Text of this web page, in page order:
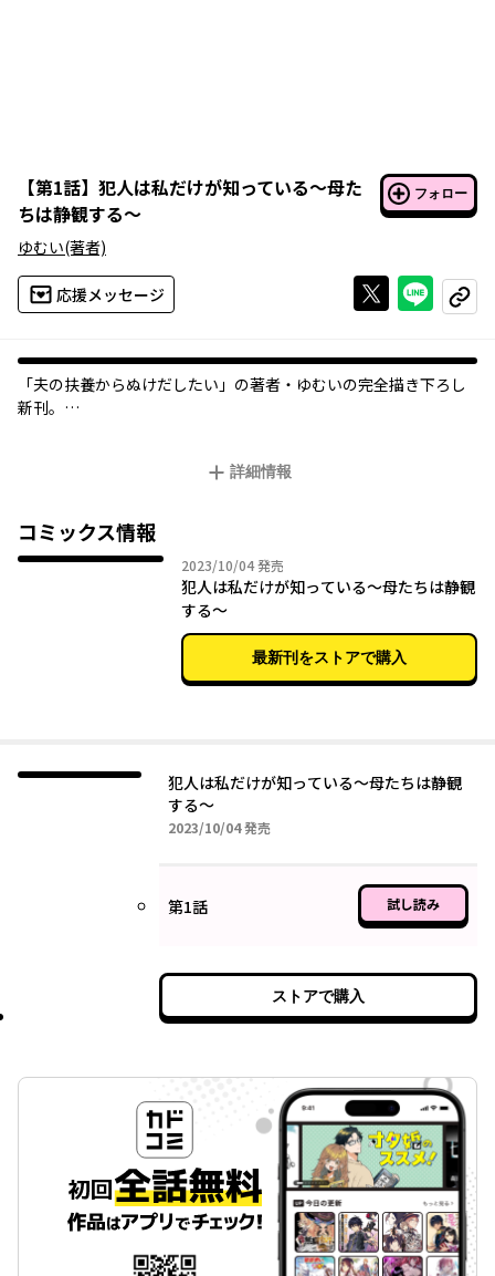
【第1話】 犯人は私だけが知っている～母た
ちは静観する～
フォロー
ゆむい(著者)
応援メッセージ Xで投稿する
ライン
コピー
「夫の扶養からぬけだしたい」の著者・ゆむいの完全描き下ろし
新刊。
人は!?
詳細情報
コミックス情報
2023/10/042023年10月04日
発売
犯人は私だけが知っている～母たちは静観
する～
最新刊をストアで購入
犯人は私だけが知っている～母たちは静観
する～
2023/10/042023年10月04日
発売
第1話 試し読み
ストアで購入